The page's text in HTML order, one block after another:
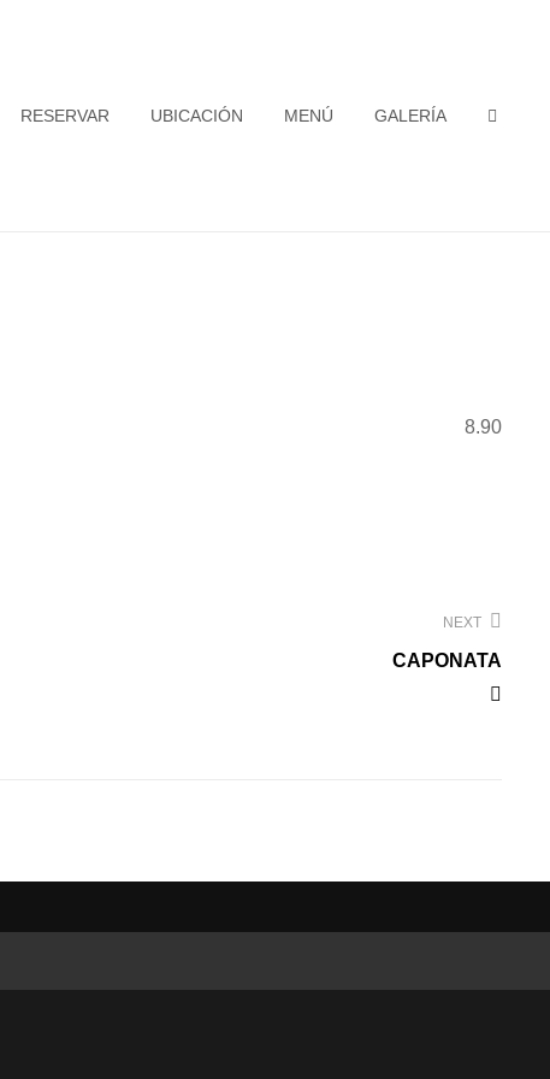
RESERVAR UBICACIÓN MENÚ
GALERÍA
8.90
NEXT
CAPONATA